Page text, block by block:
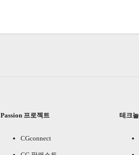
Passion 프로젝트
CGconnect
테크